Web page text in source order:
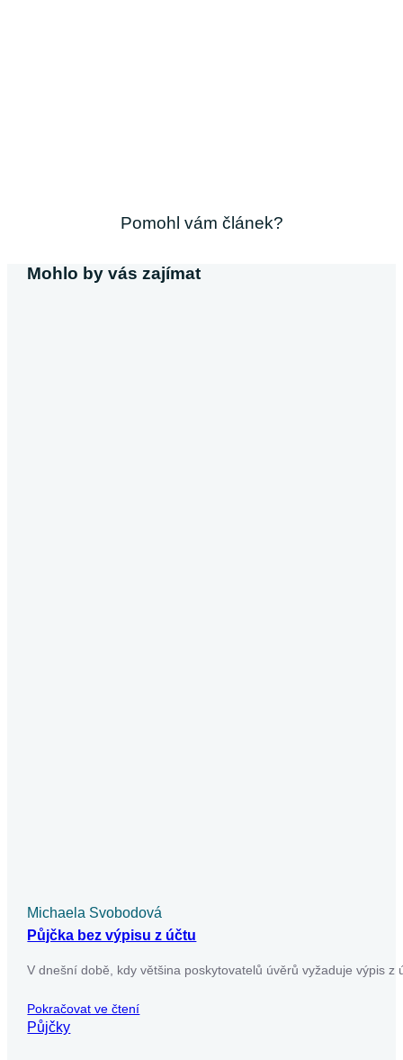
Pomohl vám článek?
Mohlo by vás zajímat